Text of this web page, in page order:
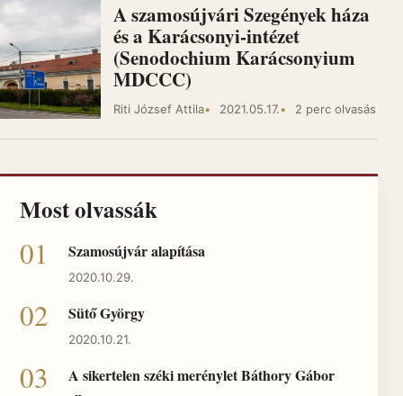
A szamosújvári Szegények háza
és a Karácsonyi-intézet
(Senodochium Karácsonyium
MDCCC)
Riti József Attila 2021.05.17. 2 perc olvasás
Most olvassák
Szamosújvár alapítása
2020.10.29.
Sütő György
2020.10.21.
A sikertelen széki merénylet Báthory Gábor